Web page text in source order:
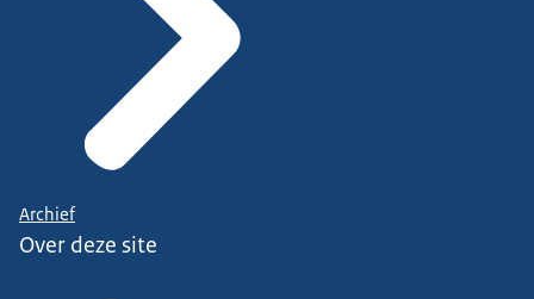
Archief
Over deze site